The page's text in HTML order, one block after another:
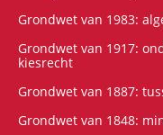
Grondwet van 1983:
Grondwet van 1917:
kiesrecht
Grondwet van 1887:
Grondwet van 1848: